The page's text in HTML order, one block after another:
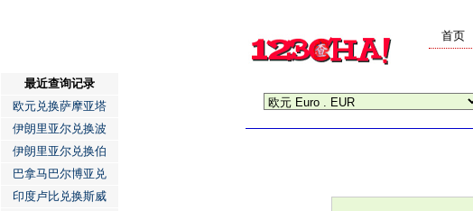
首页
最近查询记录
欧元兑换萨摩亚塔
伊朗里亚尔兑换波
伊朗里亚尔兑换伯
巴拿马巴尔博亚兑
印度卢比兑换斯威